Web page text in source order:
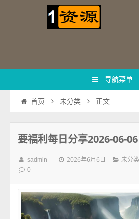
导航菜单
首页 未分类 正文
要福利每日分享2026-06-06
sadmin 2026年6月6日 未分类
0